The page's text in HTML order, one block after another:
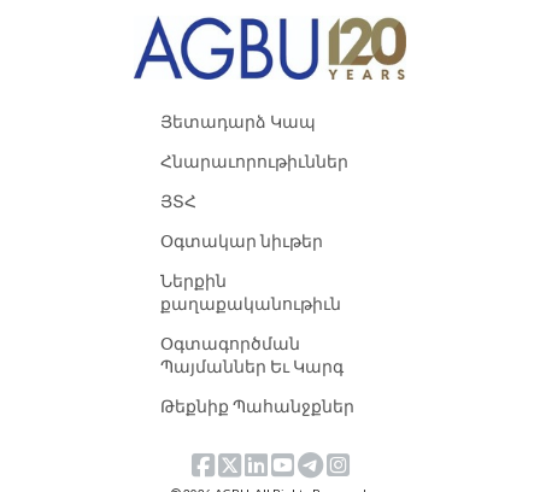
Յետադարձ Կապ
Հնարաւորութիւններ
ՅՏՀ
Օգտակար նիւթեր
Ներքին
քաղաքականութիւն
Օգտագործման
Պայմաններ Եւ Կարգ
Թեքնիք Պահանջքներ